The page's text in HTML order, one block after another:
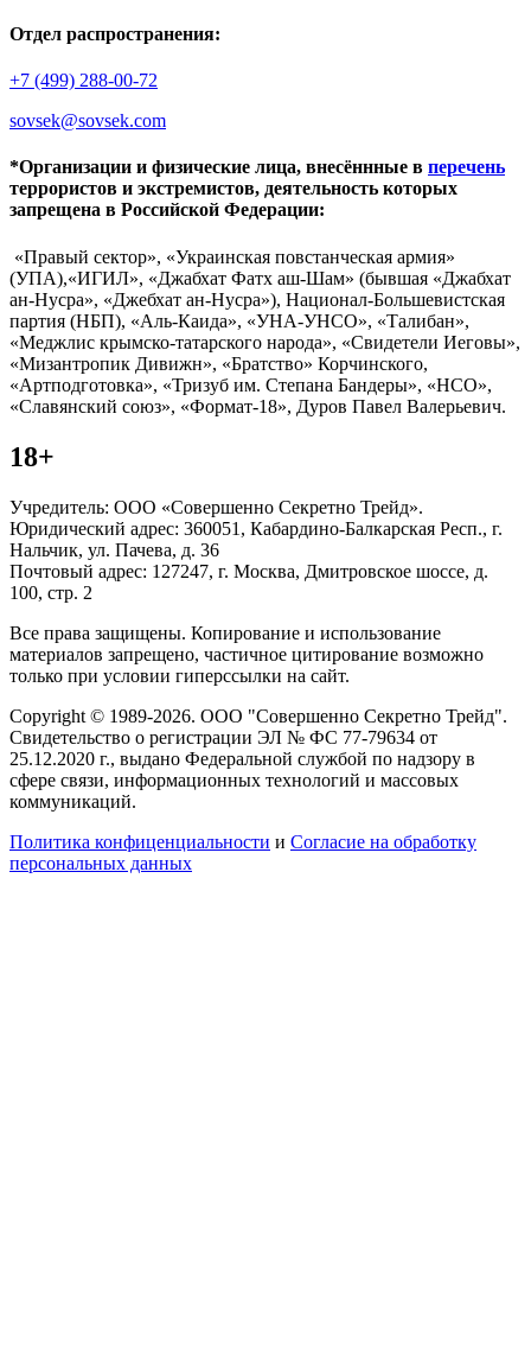
Отдел распространения:
+7 (499) 288-00-72
sovsek@sovsek.com
*Организации и физические лица, внесённные в перечень
террористов и экстремистов, деятельность которых
запрещена в Российской Федерации:
«Правый сектор», «Украинская повстанческая армия»
(УПА),«ИГИЛ», «Джабхат Фатх аш-Шам» (бывшая «Джабхат
ан-Нусра», «Джебхат ан-Нусра»), Национал-Большевистская
партия (НБП), «Аль-Каида», «УНА-УНСО», «Талибан»,
«Меджлис крымско-татарского народа», «Свидетели Иеговы»,
«Мизантропик Дивижн», «Братство» Корчинского,
«Артподготовка», «Тризуб им. Степана Бандеры», «НСО»,
«Славянский союз», «Формат-18», Дуров Павел Валерьевич.
18+
Учредитель: ООО «Совершенно Секретно Трейд».
Юридический адрес: 360051, Кабардино-Балкарская Респ., г.
Нальчик, ул. Пачева, д. 36
Почтовый адрес: 127247, г. Москва, Дмитровское шоссе, д.
100, стр. 2
Все права защищены. Копирование и использование
материалов запрещено, частичное цитирование возможно
только при условии гиперссылки на сайт.
Copyright © 1989-2026. ООО "Совершенно Секретно Трейд".
Свидетельство о регистрации ЭЛ № ФС 77-79634 от
25.12.2020 г., выдано Федеральной службой по надзору в
сфере связи, информационных технологий и массовых
коммуникаций.
Политика конфиценциальности и Согласие на обработку
персональных данных